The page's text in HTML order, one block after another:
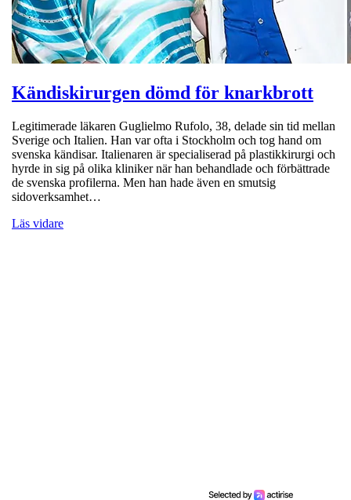
Kändiskirurgen dömd för knarkbrott
Legitimerade läkaren Guglielmo Rufolo, 38, delade sin tid mellan
Sverige och Italien. Han var ofta i Stockholm och tog hand om
svenska kändisar. Italienaren är specialiserad på plastikkirurgi och
hyrde in sig på olika kliniker när han behandlade och förbättrade
de svenska profilerna. Men han hade även en smutsig
sidoverksamhet…
Läs vidare